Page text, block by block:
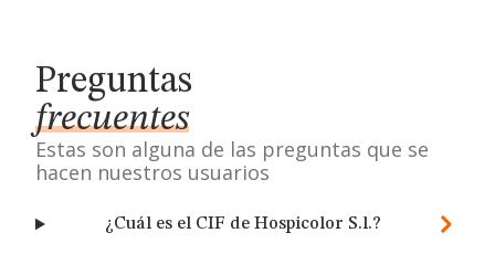
Preguntas
frecuentes
Estas son alguna de las preguntas que se
hacen nuestros usuarios
¿Cuál es el CIF de Hospicolor S.l.?